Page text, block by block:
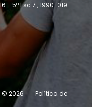
- 5º Esc 7 , 1990-019 -
© 2026
Política de